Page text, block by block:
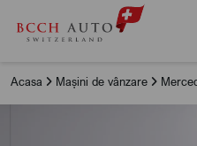
Acasa Mașini de vânzare